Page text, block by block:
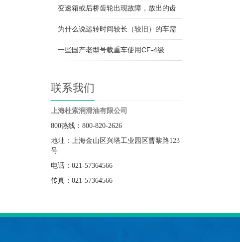
变速箱或后桥齿轮出现故障，放出的齿
为什么说运转时间较长（较旧）的车需
一些国产老型号载重车使用CF-4级
联系我们
上海杜索润滑油有限公司
800热线：800-820-2626
地址：上海金山区兴塔工业园区曹黎路123
号
电话：021-57364566
传真：021-57364566